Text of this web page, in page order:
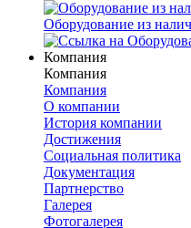
Оборудование из
Компания
Компания
Компания
О компании
История компании
Достижения
Социальная политика
Документация
Партнерство
Галерея
Фотогалерея